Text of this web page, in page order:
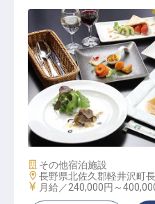
和フレンチ調理スタッ
り／残業月10h／明治
施設業態
その他宿泊施設
勤務地
長野県北佐久郡軽井沢町
給与
月給／240,000円～